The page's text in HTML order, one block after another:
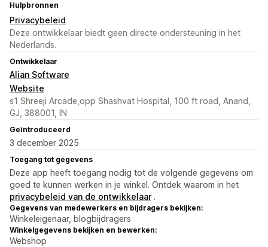
Hulpbronnen
Privacybeleid
Deze ontwikkelaar biedt geen directe ondersteuning in het
Nederlands.
Ontwikkelaar
Alian Software
Website
s1 Shreeji Arcade,opp Shashvat Hospital, 100 ft road, Anand,
GJ, 388001, IN
Geïntroduceerd
3 december 2025
Toegang tot gegevens
Deze app heeft toegang nodig tot de volgende gegevens om
goed te kunnen werken in je winkel. Ontdek waarom in het
privacybeleid van de ontwikkelaar .
Gegevens van medewerkers en bijdragers bekijken:
Winkeleigenaar, blogbijdragers
Winkelgegevens bekijken en bewerken:
Webshop